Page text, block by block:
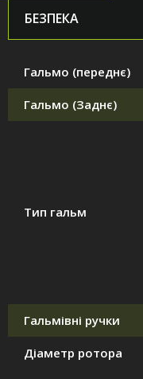
БЕЗПЕКА
Гальмо (переднє)
Гальмо (Заднє)
Тип гальм
Гальмівні ручки
Діаметр ротора